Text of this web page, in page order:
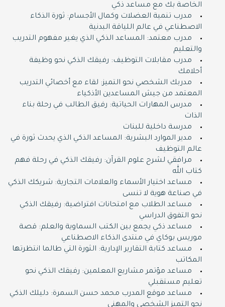
الخاصة بك مع مساعد ذكي
مدرب تنمية العضلات وكمال الأجسام: ثورة الذكاء
الاصطناعي في عالم اللياقة البدنية
مدرب معتمد: المساعد الذكي الذي يغير مفهوم التدريب
والتعليم
مدرب مقابلات التوظيف: رفيقك الذكي نحو وظيفة
أحلامك
مدربك الشخصي نحو التميز: لقاء مع أخصائي التدريب
المعتمد من جيش المساعدين الأذكياء
مدرس المهارات الحياتية: رفيق الطالب في رحلة بناء
الذات
مدرسة داخلية للبنات
مدير الموارد البشرية: المساعد الذكي الذي يحدث ثورة في
عالم التوظيف
مرافقي لشرح علوم القرآن: رفيقك الذكي في رحلة فهم
كتاب الله
مساعد اختيار الأسماء والعلامات التجارية: شريكك الذكي
في صناعة هوية لا تنسى
مساعد الطلاب مع امتحانات افتراضية: رفيقك الذكي
نحو التفوق الدراسي
مساعد ذكي يجمع بين الكتب السماوية والعلم: قصة
موريس بوكاي في منتدى الذكاء الاصطناعي
مساعد كتابة التقارير الإدارية: الثورة التي طالما انتظرتها
المكاتب
مساعد مؤتمر مشاريع المعلمين: رفيقك الذكي نحو
تعليم مستقبلي
مساعد موقع المدرب محمد حسن السمرة: دليلك الذكي
نحو التميز الشخصي والمهني